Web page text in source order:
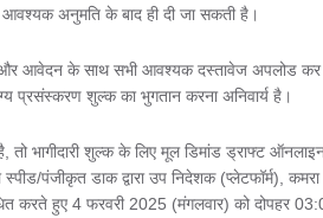
अनुमति के बाद ही दी जा सकती है।
आवेदन के साथ सभी आवश्यक दस्तावेज अपलोड कर
प्रसंस्करण शुल्क का भुगतान करना अनिवार्य है।
भागीदारी शुल्क के लिए मूल डिमांड ड्राफ्ट
पंजीकृत डाक द्वारा उप निदेशक (प्लेटफॉर्म), कमरा
करते हुए 4 फरवरी 2025 (मंगलवार) को दोपहर